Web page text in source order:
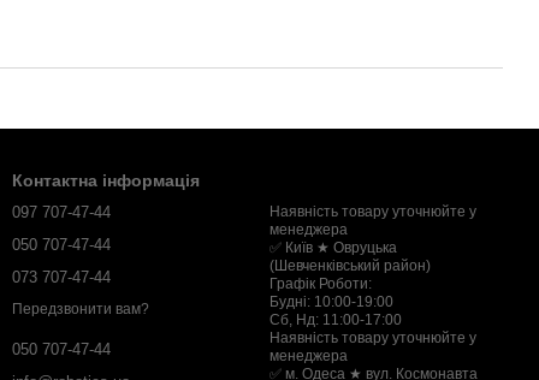
Контактна інформація
097 707-47-44
050 707-47-44
073 707-47-44
Передзвонити вам?
050 707-47-44
Наявність товару уточнюйте у
менеджера
✅ Київ ★ Овруцька
(Шевченківський район)
Графік Роботи:
Будні: 10:00-19:00
Сб, Нд: 11:00-17:00
Наявність товару уточнюйте у
менеджера
✅ м. Одеса ★ вул. Космонавта